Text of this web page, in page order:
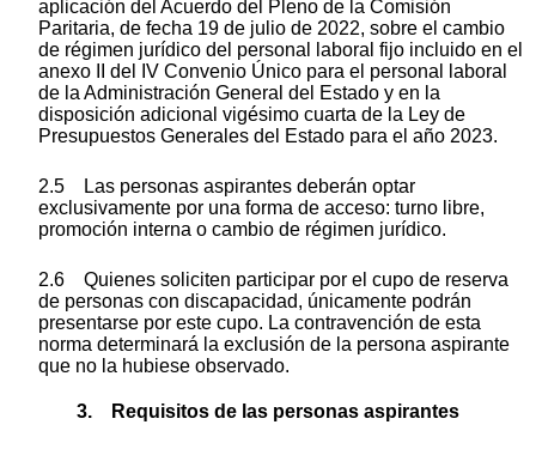
aplicación del Acuerdo del Pleno de la Comisión
Paritaria, de fecha 19 de julio de 2022, sobre el cambio
de régimen jurídico del personal laboral fijo incluido en el
anexo II del IV Convenio Único para el personal laboral
de la Administración General del Estado y en la
disposición adicional vigésimo cuarta de la Ley de
Presupuestos Generales del Estado para el año 2023.
2.5 Las personas aspirantes deberán optar
exclusivamente por una forma de acceso: turno libre,
promoción interna o cambio de régimen jurídico.
2.6 Quienes soliciten participar por el cupo de reserva
de personas con discapacidad, únicamente podrán
presentarse por este cupo. La contravención de esta
norma determinará la exclusión de la persona aspirante
que no la hubiese observado.
3. Requisitos de las personas aspirantes